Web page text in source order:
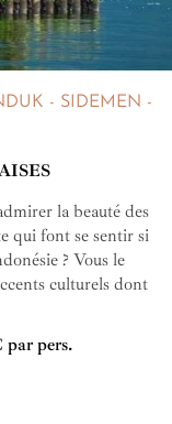
- SIDEMEN -
la beauté des
qui font se sentir si
? Vous le
culturels dont
balinaise !
par pers.